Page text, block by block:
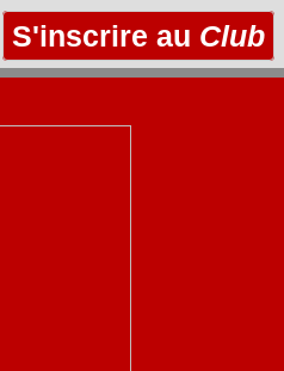
S'inscrire au Club